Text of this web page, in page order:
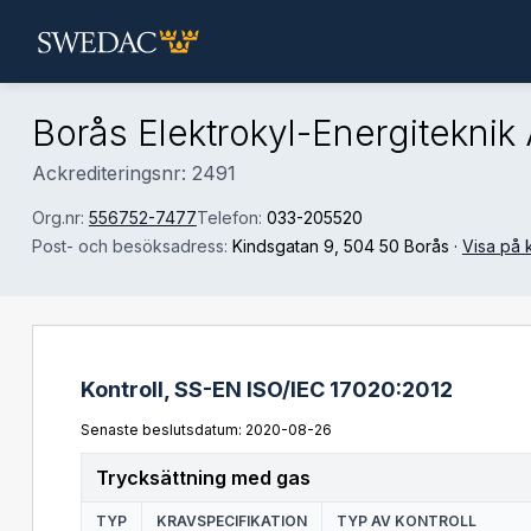
Borås Elektrokyl-Energiteknik
Ackrediteringsnr: 2491
Org.nr: 556752-7477Telefon: 033-205520
Post- och besöksadress: Kindsgatan 9 , 504 50 Borås · Visa på
Kontroll, SS-EN ISO/IEC 17020:2012
Senaste beslutsdatum: 2020-08-26
Trycksättning med gas
TYP KRAVSPECIFIKATION TYP AV KONTROLL